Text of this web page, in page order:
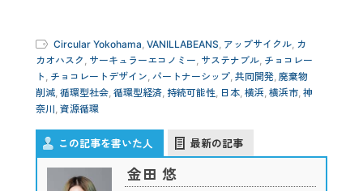
Circular Yokohama, VANILLABEANS, アップサイクル, カ
カオハスク , サーキュラーエコノミー, サステナブル, チョコレー
ト , チョコレートデザイン, パートナーシップ, 共同開発, 廃棄物
削減, 循環型社会, 循環型経済, 持続可能性, 日本, 横浜, 横浜市, 神
奈川, 資源循環
この記事を書いた人 最新の記事
金田 悠